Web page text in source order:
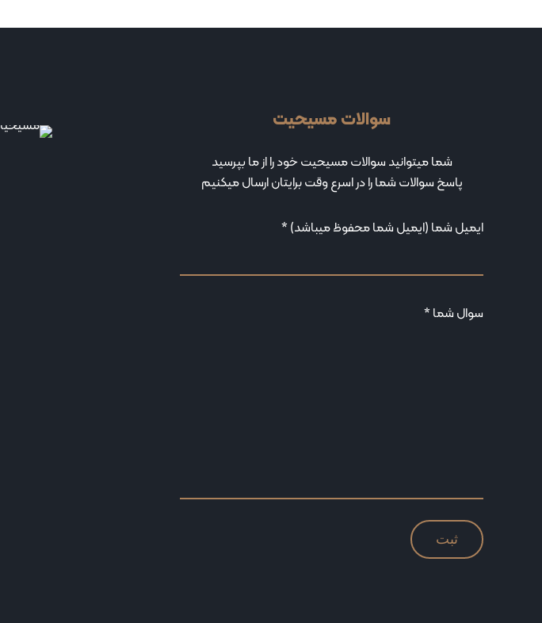
سوالات مسیحیت
شما میتوانید سوالات مسیحیت خود را از ما بپرسید
پاسخ سوالات شما را در اسرع وقت برایتان ارسال میکنیم
ایمیل شما (ایمیل شما محفوظ میباشد) *
سوال شما *